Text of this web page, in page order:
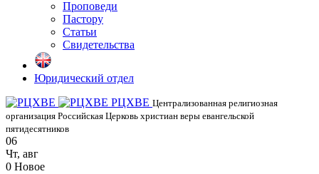
Проповеди
Пастору
Статьи
Свидетельства
Юридический отдел
РЦХВЕ Централизованная религиозная
организация Российская Церковь христиан веры евангельской
пятидесятников
06
Чт, авг
0 Новое